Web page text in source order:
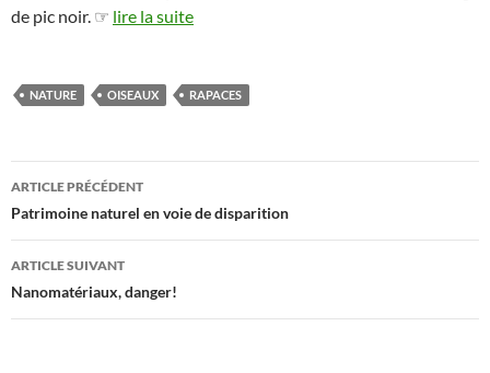
de pic noir. ☞ lire la suite
NATURE OISEAUX RAPACES
Navigation
des
articles
ARTICLE PRÉCÉDENT
Patrimoine naturel en voie de disparition
ARTICLE SUIVANT
Nanomatériaux, danger!